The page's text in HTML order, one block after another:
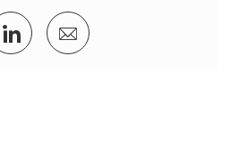
Facebook
via twitter
Partager via LinkedIn
Partager par e-mail